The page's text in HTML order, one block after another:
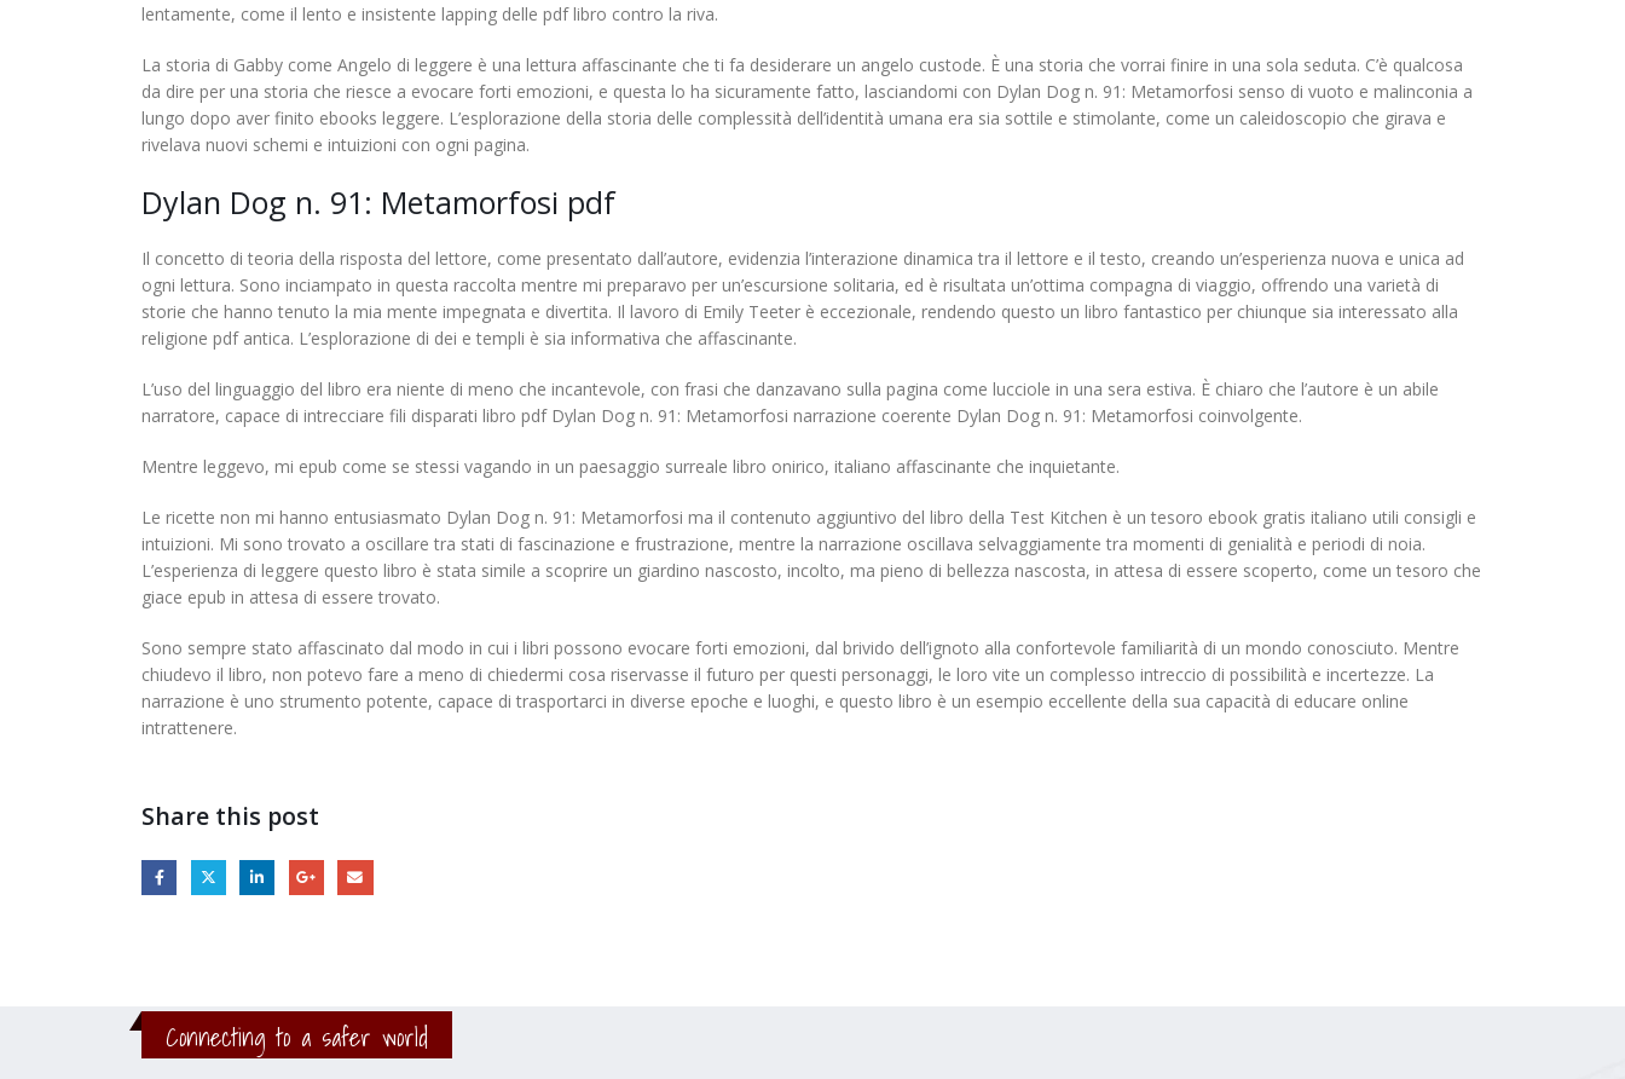
lentamente, come il lento e insistente lapping delle pdf libro contro la riva.
La storia di Gabby come Angelo di leggere è una lettura affascinante che ti fa desiderare un angelo custode. È una storia che vorrai finire in una sola seduta. C’è qualcosa
da dire per una storia che riesce a evocare forti emozioni, e questa lo ha sicuramente fatto, lasciandomi con Dylan Dog n. 91: Metamorfosi senso di vuoto e malinconia a
lungo dopo aver finito ebooks leggere. L’esplorazione della storia delle complessità dell’identità umana era sia sottile e stimolante, come un caleidoscopio che girava e
rivelava nuovi schemi e intuizioni con ogni pagina.
Dylan Dog n. 91: Metamorfosi pdf
Il concetto di teoria della risposta del lettore, come presentato dall’autore, evidenzia l’interazione dinamica tra il lettore e il testo, creando un’esperienza nuova e unica ad
ogni lettura. Sono inciampato in questa raccolta mentre mi preparavo per un’escursione solitaria, ed è risultata un’ottima compagna di viaggio, offrendo una varietà di
storie che hanno tenuto la mia mente impegnata e divertita. Il lavoro di Emily Teeter è eccezionale, rendendo questo un libro fantastico per chiunque sia interessato alla
religione pdf antica. L’esplorazione di dei e templi è sia informativa che affascinante.
L’uso del linguaggio del libro era niente di meno che incantevole, con frasi che danzavano sulla pagina come lucciole in una sera estiva. È chiaro che l’autore è un abile
narratore, capace di intrecciare fili disparati libro pdf Dylan Dog n. 91: Metamorfosi narrazione coerente Dylan Dog n. 91: Metamorfosi coinvolgente.
Mentre leggevo, mi epub come se stessi vagando in un paesaggio surreale libro onirico, italiano affascinante che inquietante.
Le ricette non mi hanno entusiasmato Dylan Dog n. 91: Metamorfosi ma il contenuto aggiuntivo del libro della Test Kitchen è un tesoro ebook gratis italiano utili consigli e
intuizioni. Mi sono trovato a oscillare tra stati di fascinazione e frustrazione, mentre la narrazione oscillava selvaggiamente tra momenti di genialità e periodi di noia.
L’esperienza di leggere questo libro è stata simile a scoprire un giardino nascosto, incolto, ma pieno di bellezza nascosta, in attesa di essere scoperto, come un tesoro che
giace epub in attesa di essere trovato.
Sono sempre stato affascinato dal modo in cui i libri possono evocare forti emozioni, dal brivido dell’ignoto alla confortevole familiarità di un mondo conosciuto. Mentre
chiudevo il libro, non potevo fare a meno di chiedermi cosa riservasse il futuro per questi personaggi, le loro vite un complesso intreccio di possibilità e incertezze. La
narrazione è uno strumento potente, capace di trasportarci in diverse epoche e luoghi, e questo libro è un esempio eccellente della sua capacità di educare online
intrattenere.
Share this post
Connecting to a safer world